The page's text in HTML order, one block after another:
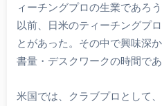
ィーチングプロの生業であろう
以前、日米のティーチングプ
とがあった。その中で興味深
書量・デスクワークの時間であ
米国では、クラブプロとして